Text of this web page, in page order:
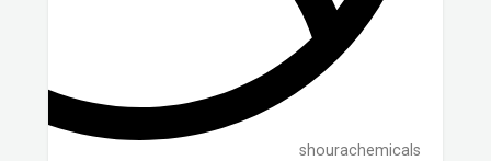
shourachemicals